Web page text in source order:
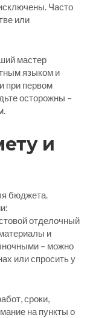
Часто
или
мастер
языком и
при первом
осторожны –
и
бюджета.
отделочный
и
– можно
или спросить у
сроки,
на пункты о